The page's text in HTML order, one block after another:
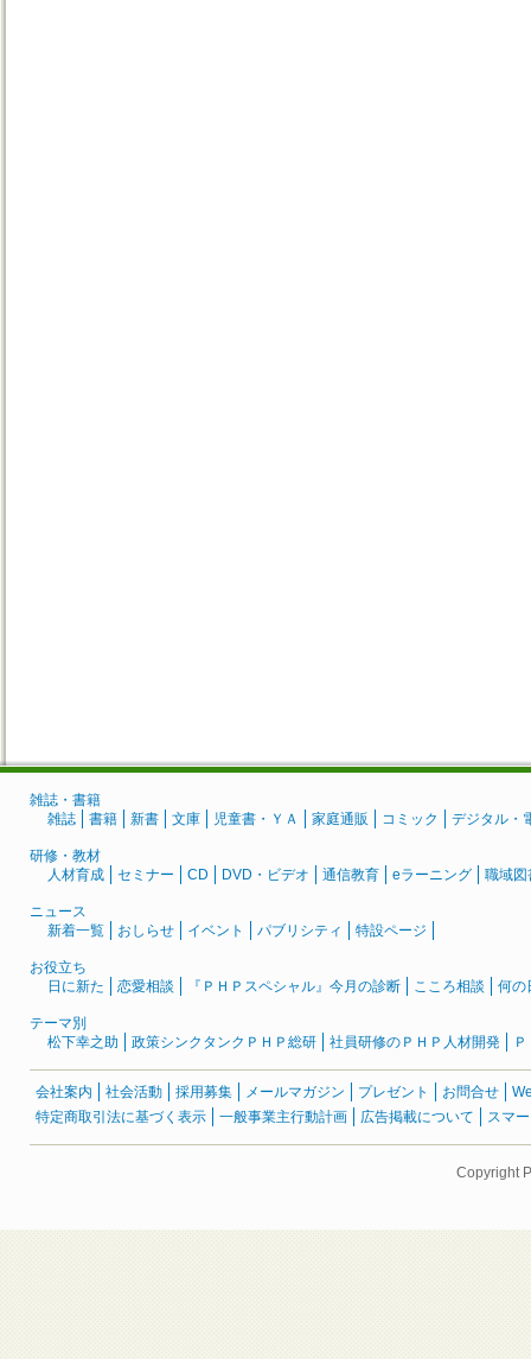
雑誌・書籍
雑誌
書籍 新書 文庫 児童書・ＹＡ 家庭通販 コミック デジタル・
研修・教材
人材育成
セミナー CD DVD・ビデオ 通信教育 eラーニング 職域図
ニュース
新着一覧
おしらせ イベント パブリシティ 特設ページ
お役立ち
日に新た
恋愛相談 『ＰＨＰスペシャル』今月の診断 こころ相談 何の
テーマ別
松下幸之助
政策シンクタンクＰＨＰ総研 社員研修のＰＨＰ人材開発
会社案内 社会活動 採用募集 メールマガジン プレゼント お問合せ
特定商取引法に基づく表示
一般事業主行動計画 広告掲載について スマ
Copyright